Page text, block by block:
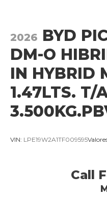
2026 BYD
DM-O
IN HYBRID
1.47LTS. T/
VIN: LPE19W2A1TF009595
Call